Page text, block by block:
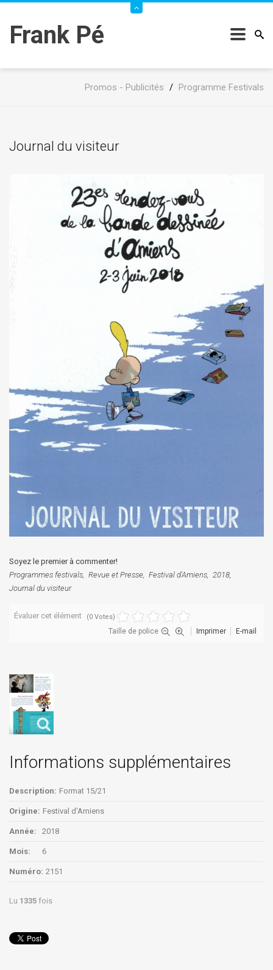
Frank Pé
Promos - Publicités / Programme Festivals
Journal du visiteur
Soyez le premier à commenter!
Programmes festivals Revue et Presse Festival d'Amiens 2018
Journal du visiteur
Évaluer cet élément (0 Votes)
Taille de police Imprimer E-mail
Informations supplémentaires
Description: Format 15/21
Origine: Festival d'Amiens
Année: 2018
Mois: 6
Numéro: 2151
Lu 1335 fois